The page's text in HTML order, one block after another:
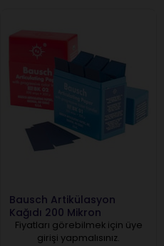
Bausch Artikülasyon
Kağıdı 200 Mikron
Fiyatları görebilmek için üye
girişi yapmalısınız.